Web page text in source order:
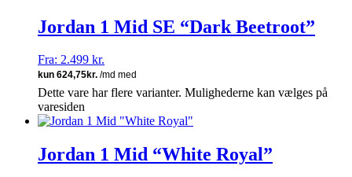
Jordan 1 Mid SE “Dark Beetroot”
Fra: 2.499 kr.
Dette vare har flere varianter. Mulighederne kan vælges på
varesiden
Jordan 1 Mid “White Royal”